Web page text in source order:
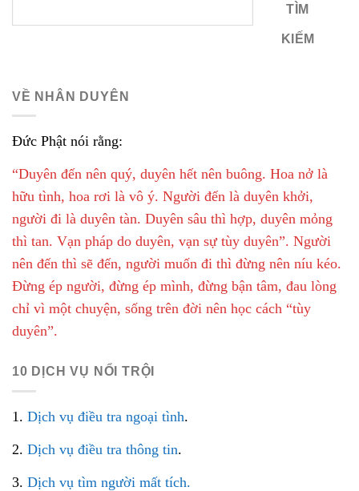
TÌM
KIẾM
VỀ NHÂN DUYÊN
Đức Phật nói rằng:
“Duyên đến nên quý, duyên hết nên buông. Hoa nở là
hữu tình, hoa rơi là vô ý. Người đến là duyên khởi,
người đi là duyên tàn. Duyên sâu thì hợp, duyên mỏng
thì tan. Vạn pháp do duyên, vạn sự tùy duyên”. Người
nên đến thì sẽ đến, người muốn đi thì đừng nên níu kéo.
Đừng ép người, đừng ép mình, đừng bận tâm, đau lòng
chỉ vì một chuyện, sống trên đời nên học cách “tùy
duyên”.
10 DỊCH VỤ NỔI TRỘI
1. Dịch vụ điều tra ngoại tình.
2. Dịch vụ điều tra thông tin.
3. Dịch vụ tìm người mất tích.